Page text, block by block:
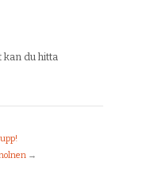
du hitta
→